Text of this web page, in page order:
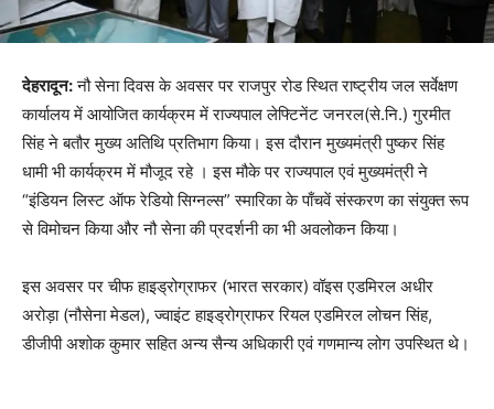
देहरादून:नौ सेना दिवस के अवसर पर राजपुर रोड स्थित राष्ट्रीय जल सर्वेक्षण
कार्यालय में आयोजित कार्यक्रम में राज्यपाल लेफ्टिनेंट जनरल(से.नि.) गुरमीत
सिंह ने बतौर मुख्य अतिथि प्रतिभाग किया। इस दौरान मुख्यमंत्री पुष्कर सिंह
धामी भी कार्यक्रम में मौजूद रहे । इस मौके पर राज्यपाल एवं मुख्यमंत्री ने
“इंडियन लिस्ट ऑफ रेडियो सिग्नल्स” स्मारिका के पाँचवें संस्करण का संयुक्त रूप
से विमोचन किया और नौ सेना की प्रदर्शनी का भी अवलोकन किया।
इस अवसर पर चीफ हाइड्रोग्राफर (भारत सरकार) वॉइस एडमिरल अधीर
अरोड़ा (नौसेना मेडल), ज्वाइंट हाइड्रोग्राफर रियल एडमिरल लोचन सिंह,
डीजीपी अशोक कुमार सहित अन्य सैन्य अधिकारी एवं गणमान्य लोग उपस्थित थे।